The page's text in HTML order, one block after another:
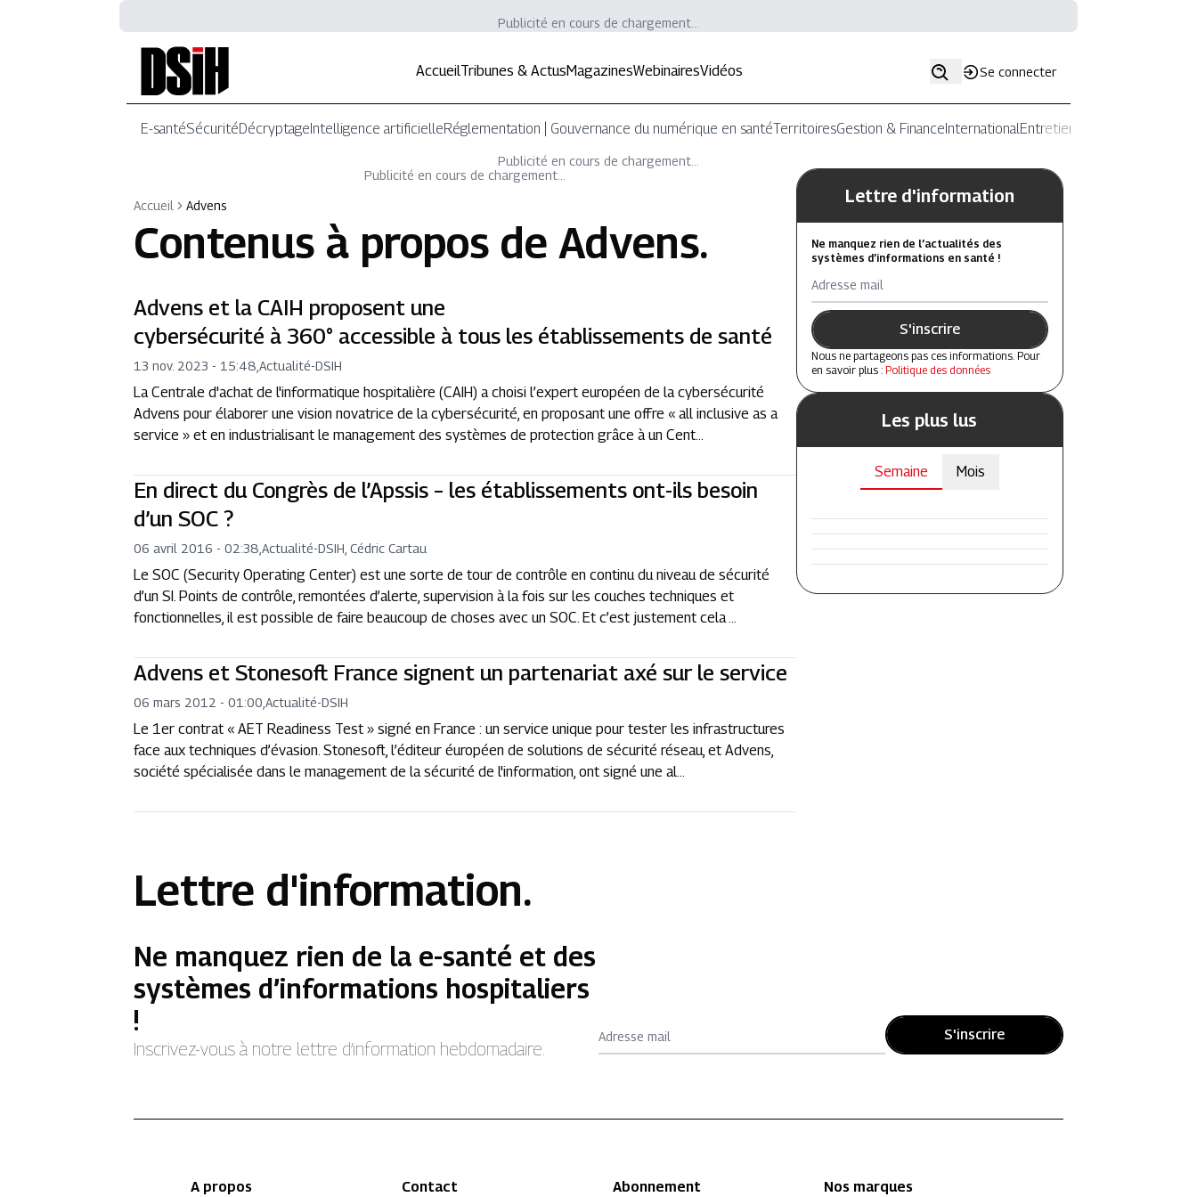
Publicité en cours de chargement...
AccueilTribunes & ActusMagazinesWebinairesVidéos Se connecter
E-santéSécuritéDécryptageIntelligence artificielleRéglementation | Gouvernance du numérique en santéTerritoiresGestion & FinanceInternationalEntretiens
Publicité en cours de chargement...
Publicité en cours de chargement...
Accueil
Advens
Contenus à propos de Advens.
Advens et la CAIH proposent une
cybersécurité à 360° accessible à tous les établissements de santé
13 nov. 2023 - 15:48 ,Actualité-DSIH
La Centrale d'achat de l'informatique hospitalière (CAIH) a choisi l’expert européen de la cybersécurité
Advens pour élaborer une vision novatrice de la cybersécurité, en proposant une offre « all inclusive as a
service » et en industrialisant le management des systèmes de protection grâce à un Cent...
En direct du Congrès de l’Apssis – les établissements ont-ils besoin
d’un SOC ?
06 avril 2016 - 02:38 ,Actualité-DSIH, Cédric Cartau
Le SOC (Security Operating Center) est une sorte de tour de contrôle en continu du niveau de sécurité
d’un SI. Points de contrôle, remontées d’alerte, supervision à la fois sur les couches techniques et
fonctionnelles, il est possible de faire beaucoup de choses avec un SOC. Et c’est justement cela ...
Advens et Stonesoft France signent un partenariat axé sur le service
06 mars 2012 - 01:00 ,Actualité-DSIH
Le 1er contrat « AET Readiness Test » signé en France : un service unique pour tester les infrastructures
face aux techniques d’évasion. Stonesoft, l’éditeur éuropéen de solutions de sécurité réseau, et Advens,
société spécialisée dans le management de la sécurité de l'information, ont signé une al...
Lettre d'information
Ne manquez rien de l’actualités des
systèmes d’informations en santé !
Adresse mail
S'inscrire
Nous ne partageons pas ces informations. Pour
en savoir plus : Politique des données
Les plus lus
Semaine Mois
Lettre d'information.
Ne manquez rien de la e-santé et des
systèmes d’informations hospitaliers
!
Inscrivez-vous à notre lettre d’information hebdomadaire.
Adresse mail S'inscrire
A propos Contact Abonnement Nos marques